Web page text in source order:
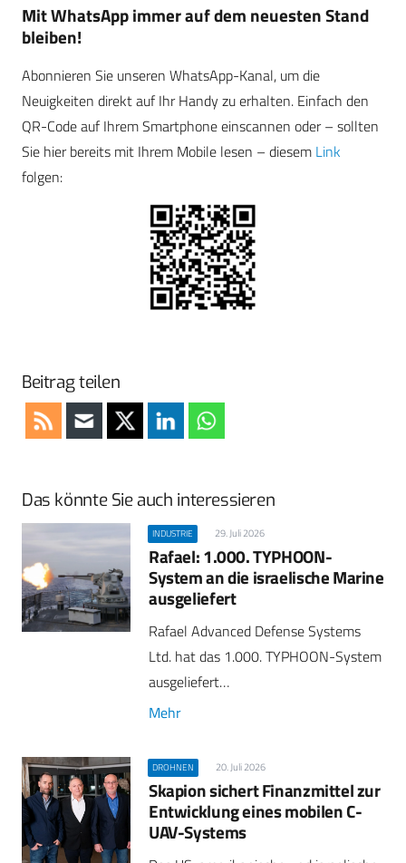
Mit WhatsApp immer auf dem neuesten Stand
bleiben!
Abonnieren Sie unseren WhatsApp-Kanal, um die
Neuigkeiten direkt auf Ihr Handy zu erhalten. Einfach den
QR-Code auf Ihrem Smartphone einscannen oder – sollten
Sie hier bereits mit Ihrem Mobile lesen – diesem Link
folgen:
Beitrag teilen
Das könnte Sie auch interessieren
INDUSTRIE 29. Juli 2026
Rafael: 1.000. TYPHOON-
System an die israelische Marine
ausgeliefert
Rafael Advanced Defense Systems
Ltd. hat das 1.000. TYPHOON-System
ausgeliefert…
Mehr
DROHNEN 20. Juli 2026
Skapion sichert Finanzmittel zur
Entwicklung eines mobilen C-
UAV-Systems